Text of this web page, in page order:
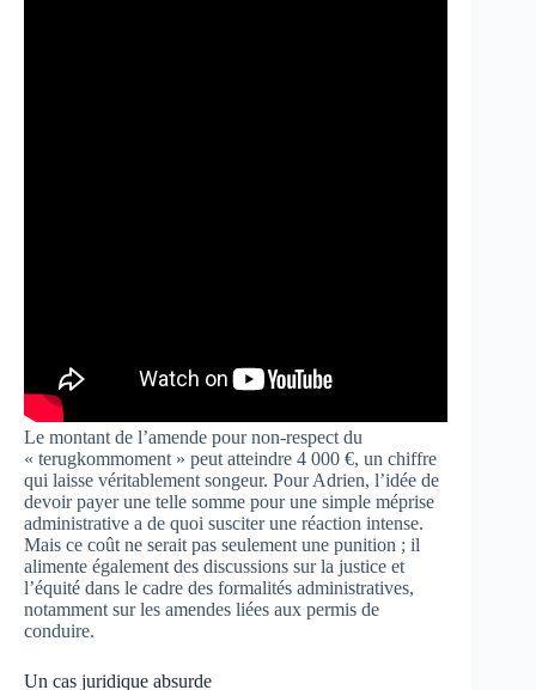
Le montant de l’amende pour non-respect du
« terugkommoment » peut atteindre 4 000 €, un chiffre
qui laisse véritablement songeur. Pour Adrien, l’idée de
devoir payer une telle somme pour une simple méprise
administrative a de quoi susciter une réaction intense.
Mais ce coût ne serait pas seulement une punition ; il
alimente également des discussions sur la justice et
l’équité dans le cadre des formalités administratives,
notamment sur les amendes liées aux permis de
conduire.
Un cas juridique absurde